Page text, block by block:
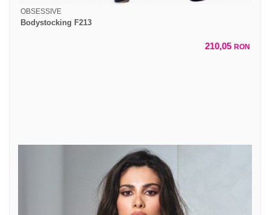
OBSESSIVE
Bodystocking F213
210,05 RON